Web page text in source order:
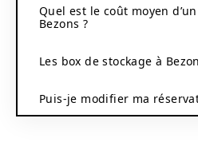
Quel est le coût moyen
Bezons ?
Les box de stockage à
Puis-je modifier ma